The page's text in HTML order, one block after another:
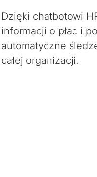
Dzięki chatbotowi
informacji o płac i
automatyczne
całej organizacji.